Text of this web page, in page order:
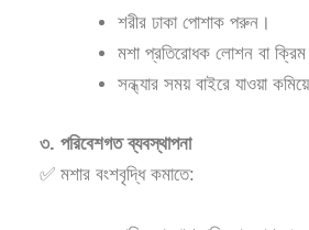
শরীর ঢাকা পোশাক পরুন।
মশা প্রতিরোধক লোশন বা
সন্ধ্যার সময় বাইরে যাওয়া
৩. পরিবেশগত ব্যবস্থাপনা
✅ মশার বংশবৃদ্ধি কমাতে: